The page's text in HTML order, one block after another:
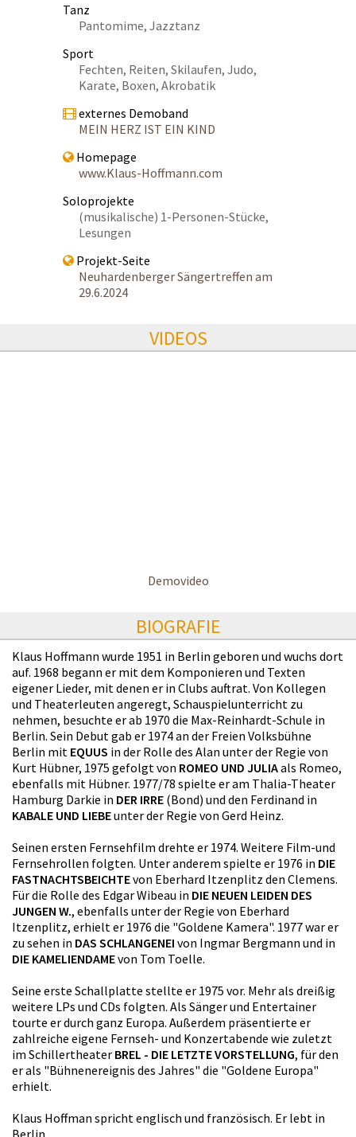
Tanz
Pantomime, Jazztanz
Sport
Fechten, Reiten, Skilaufen, Judo,
Karate, Boxen, Akrobatik
externes Demoband
MEIN HERZ IST EIN KIND
Homepage
www.Klaus-Hoffmann.com
Soloprojekte
(musikalische) 1-Personen-Stücke,
Lesungen
Projekt-Seite
Neuhardenberger Sängertreffen am
29.6.2024
VIDEOS
Demovideo
BIOGRAFIE
Klaus Hoffmann wurde 1951 in Berlin geboren und wuchs dort
auf. 1968 begann er mit dem Komponieren und Texten
eigener Lieder, mit denen er in Clubs auftrat. Von Kollegen
und Theaterleuten angeregt, Schauspielunterricht zu
nehmen, besuchte er ab 1970 die Max-Reinhardt-Schule in
Berlin. Sein Debut gab er 1974 an der Freien Volksbühne
Berlin mit EQUUS in der Rolle des Alan unter der Regie von
Kurt Hübner, 1975 gefolgt von ROMEO UND JULIAals Romeo,
ebenfalls mit Hübner. 1977/78 spielte er am Thalia-Theater
Hamburg Darkie in DER IRRE (Bond) und den Ferdinand in
KABALE UND LIEBEunter der Regie von Gerd Heinz.
Seinen ersten Fernsehfilm drehte er 1974. Weitere Film-und
Fernsehrollen folgten. Unter anderem spielte er 1976 in DIE
FASTNACHTSBEICHTEvon Eberhard Itzenplitz den Clemens.
Für die Rolle des Edgar Wibeau in DIE NEUEN LEIDEN DES
JUNGEN W., ebenfalls unter der Regie von Eberhard
Itzenplitz, erhielt er 1976 die "Goldene Kamera". 1977 war er
zu sehen in DAS SCHLANGENEI von Ingmar Bergmann und in
DIE KAMELIENDAMEvon Tom Toelle.
Seine erste Schallplatte stellte er 1975 vor. Mehr als dreißig
weitere LPs und CDs folgten. Als Sänger und Entertainer
tourte er durch ganz Europa. Außerdem präsentierte er
zahlreiche eigene Fernseh- und Konzertabende wie zuletzt
im Schillertheater BREL - DIE LETZTE VORSTELLUNG, für den
er als "Bühnenereignis des Jahres" die "Goldene Europa"
erhielt.
Klaus Hoffman spricht englisch und französisch. Er lebt in
Berlin.